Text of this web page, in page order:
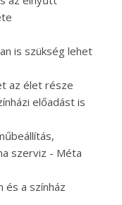
is szükség lehet
az élet része
előadást is
szerviz - Méta
és a színház